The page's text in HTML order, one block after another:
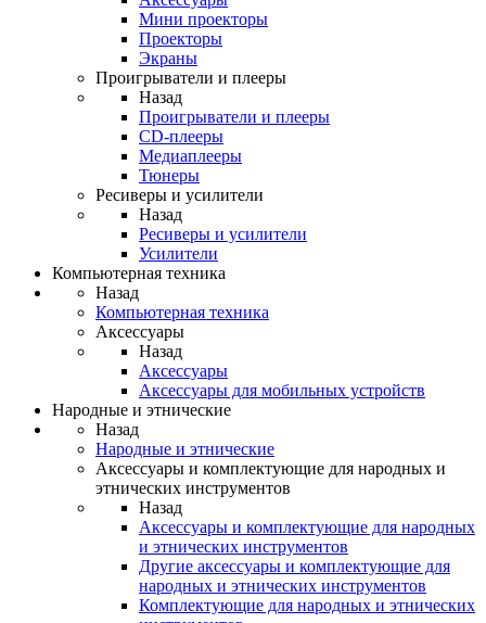
Мини проекторы
Проекторы
Экраны
Проигрыватели и плееры
Назад
Проигрыватели и плееры
CD-плееры
Медиаплееры
Тюнеры
Ресиверы и усилители
Назад
Ресиверы и усилители
Усилители
Компьютерная техника
Назад
Компьютерная техника
Аксессуары
Назад
Аксессуары
Аксессуары для мобильных устройств
Народные и этнические
Назад
Народные и этнические
Аксессуары и комплектующие для народных и
этнических инструментов
Назад
Аксессуары и комплектующие для народных
и этнических инструментов
Другие аксессуары и комплектующие для
народных и этнических инструментов
Комплектующие для народных и этнических